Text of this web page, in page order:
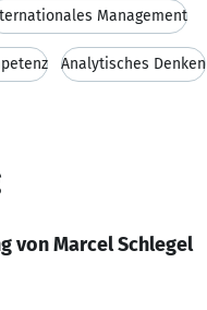
Management
Analytisches Denken
von Marcel Schlegel